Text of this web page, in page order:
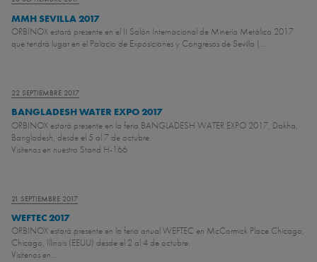
MMH SEVILLA 2017
ORBINOX estará presente en el II Salón Internacional de Minería Metálica 2017
que tendrá lugar en el Palacio de Exposiciones y Congresos de Sevilla (...
22 SEPTIEMBRE 2017
BANGLADESH WATER EXPO 2017
ORBINOX estará presente en la feria BANGLADESH WATER EXPO 2017, Dakha,
Bangladesh, desde el 5 al 7 de octubre.
Visítenos en nuestro Stand H-166
21 SEPTIEMBRE 2017
WEFTEC 2017
ORBINOX estará presente en la feria anual WEFTEC en McCormick Place Chicago,
Chicago, Illinois (EEUU) desde el 2 al 4 de octubre.
Visítenos en...